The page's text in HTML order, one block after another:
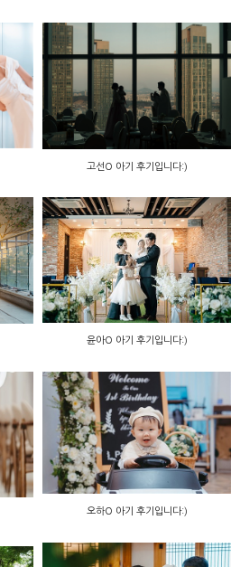
고선O 아기 후기입니다:)
윤아O 아기 후기입니다:)
오하O 아기 후기입니다:)